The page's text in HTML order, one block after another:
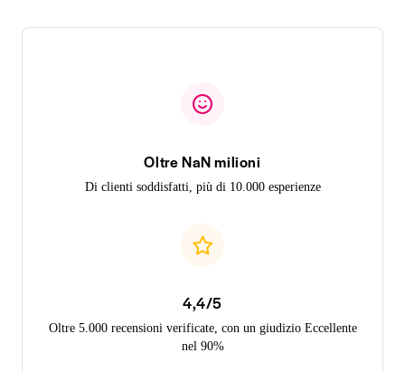
Oltre NaN milioni
Di clienti soddisfatti, più di 10.000 esperienze
4,4/5
Oltre 5.000 recensioni verificate, con un giudizio Eccellente
nel 90%